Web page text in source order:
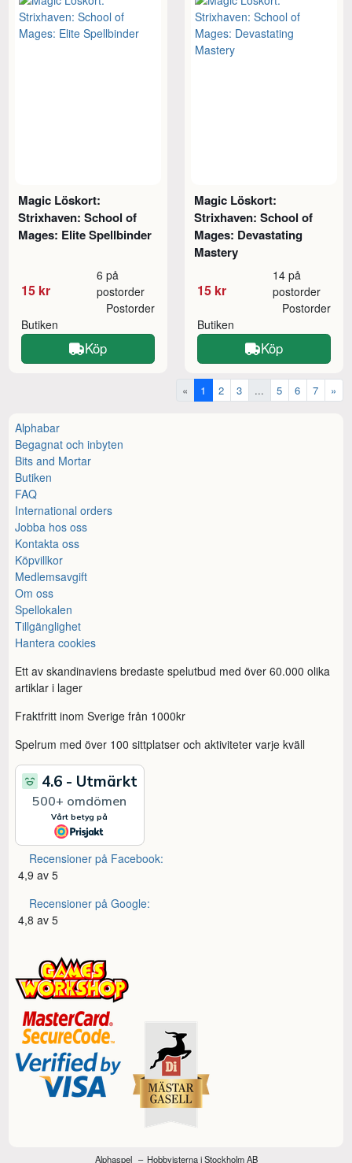
Magic Löskort:
Strixhaven: School of
Mages: Elite Spellbinder
15 kr
6 på
postorder
Butiken
Postorder
Köp
Magic Löskort:
Strixhaven: School of
Mages: Devastating
Mastery
15 kr
14 på
postorder
Butiken
Postorder
Köp
« 1 2 3 ... 5 6 7 »
Alphabar
Begagnat och inbyten
Bits and Mortar
Butiken
FAQ
International orders
Jobba hos oss
Kontakta oss
Köpvillkor
Medlemsavgift
Om oss
Spellokalen
Tillgänglighet
Hantera cookies
Ett av skandinaviens bredaste spelutbud med över 60.000 olika
artiklar i lager
Fraktfritt inom Sverige från 1000kr
Spelrum med över 100 sittplatser och aktiviteter varje kväll
Recensioner på Facebook:
4,9 av 5
Recensioner på Google:
4,8 av 5
Alphaspel Hobbyisterna i Stockholm AB